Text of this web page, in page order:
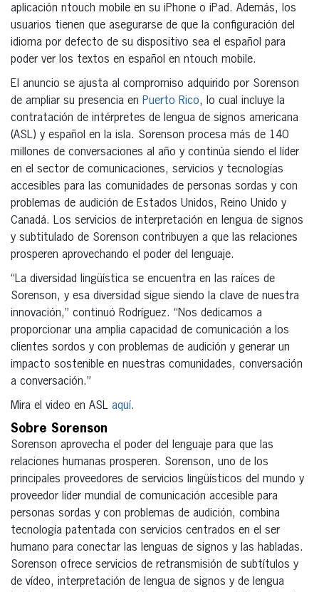
aplicación ntouch mobile en su iPhone o iPad. Además, los
usuarios tienen que asegurarse de que la configuración del
idioma por defecto de su dispositivo sea el español para
poder ver los textos en español en ntouch mobile.
El anuncio se ajusta al compromiso adquirido por Sorenson
de ampliar su presencia en Puerto Rico, lo cual incluye la
contratación de intérpretes de lengua de signos americana
(ASL) y español en la isla. Sorenson procesa más de 140
millones de conversaciones al año y continúa siendo el líder
en el sector de comunicaciones, servicios y tecnologías
accesibles para las comunidades de personas sordas y con
problemas de audición de Estados Unidos, Reino Unido y
Canadá. Los servicios de interpretación en lengua de signos
y subtitulado de Sorenson contribuyen a que las relaciones
prosperen aprovechando el poder del lenguaje.
“La diversidad lingüística se encuentra en las raíces de
Sorenson, y esa diversidad sigue siendo la clave de nuestra
innovación,” continuó Rodríguez. “Nos dedicamos a
proporcionar una amplia capacidad de comunicación a los
clientes sordos y con problemas de audición y generar un
impacto sostenible en nuestras comunidades, conversación
a conversación.”
Mira el video en ASL aquí.
Sobre Sorenson
Sorenson aprovecha el poder del lenguaje para que las
relaciones humanas prosperen. Sorenson, uno de los
principales proveedores de servicios lingüísticos del mundo y
proveedor líder mundial de comunicación accesible para
personas sordas y con problemas de audición, combina
tecnología patentada con servicios centrados en el ser
humano para conectar las lenguas de signos y las habladas.
Sorenson ofrece servicios de retransmisión de subtítulos y
de vídeo, interpretación de lengua de signos y de lengua